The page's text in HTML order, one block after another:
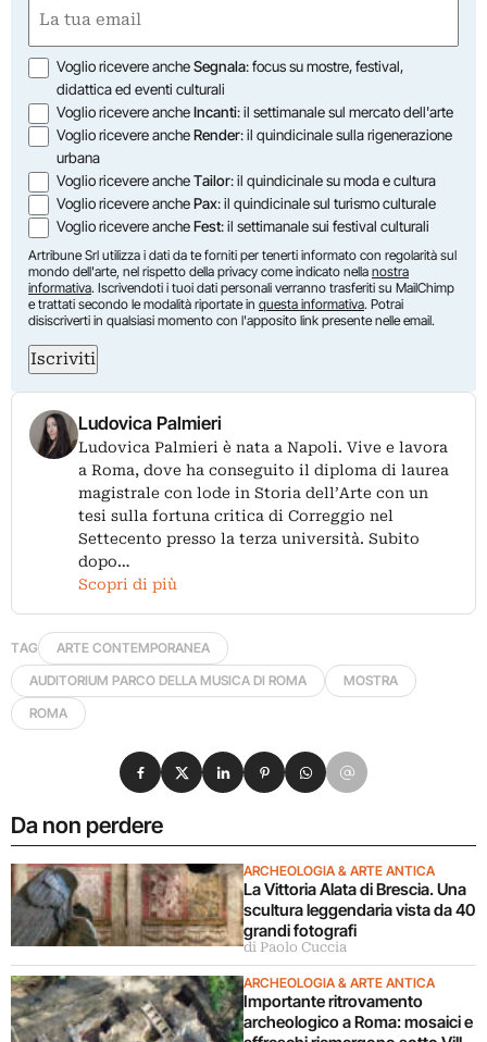
(Obbligatorio)
Opzioni
Voglio ricevere ancheSegnala: focus su mostre, festival,
didattica ed eventi culturali
Voglio ricevere ancheIncanti: il settimanale sul mercato dell'arte
Voglio ricevere ancheRender: il quindicinale sulla rigenerazione
urbana
Voglio ricevere ancheTailor: il quindicinale su moda e cultura
Voglio ricevere anchePax: il quindicinale sul turismo culturale
Voglio ricevere ancheFest: il settimanale sui festival culturali
Artribune Srl utilizza i dati da te forniti per tenerti informato con regolarità sul
mondo dell'arte, nel rispetto della privacy come indicato nella nostra
informativa. Iscrivendoti i tuoi dati personali verranno trasferiti su MailChimp
e trattati secondo le modalità riportate in questa informativa. Potrai
disiscriverti in qualsiasi momento con l'apposito link presente nelle email.
Iscriviti
Ludovica Palmieri
Ludovica Palmieri è nata a Napoli. Vive e lavora
a Roma, dove ha conseguito il diploma di laurea
magistrale con lode in Storia dell’Arte con un
tesi sulla fortuna critica di Correggio nel
Settecento presso la terza università. Subito
dopo…
Scopri di più
TAG
ARTE CONTEMPORANEA
AUDITORIUM PARCO DELLA MUSICA DI ROMA
MOSTRA
ROMA
Da non perdere
ARCHEOLOGIA & ARTE ANTICA
La Vittoria Alata di Brescia. Una
scultura leggendaria vista da 40
grandi fotografi
di Paolo Cuccia
ARCHEOLOGIA & ARTE ANTICA
Importante ritrovamento
archeologico a Roma: mosaici e
Condividi su Facebook
Condividi su X
Condividi su LinkedIn
Condividi su Pinterest
Condividi su WhatsApp
Condividi su Email